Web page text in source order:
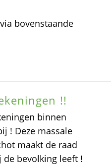
bovenstaande
!!
binnen
! Deze massale
maakt de raad
bevolking leeft !